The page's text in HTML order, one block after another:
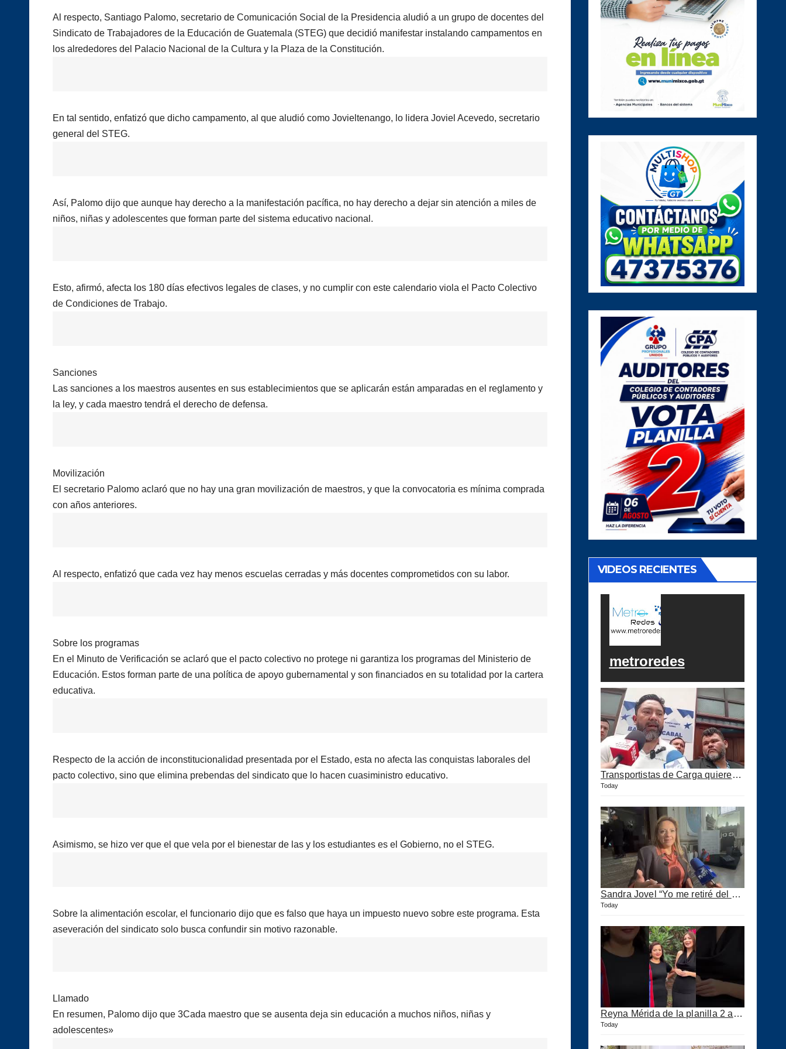
Al respecto, Santiago Palomo, secretario de Comunicación Social de la Presidencia aludió a un grupo de docentes del
Sindicato de Trabajadores de la Educación de Guatemala (STEG) que decidió manifestar instalando campamentos en
los alrededores del Palacio Nacional de la Cultura y la Plaza de la Constitución.
En tal sentido, enfatizó que dicho campamento, al que aludió como Jovieltenango, lo lidera Joviel Acevedo, secretario
general del STEG.
Así, Palomo dijo que aunque hay derecho a la manifestación pacífica, no hay derecho a dejar sin atención a miles de
niños, niñas y adolescentes que forman parte del sistema educativo nacional.
Esto, afirmó, afecta los 180 días efectivos legales de clases, y no cumplir con este calendario viola el Pacto Colectivo
de Condiciones de Trabajo.
Sanciones
Las sanciones a los maestros ausentes en sus establecimientos que se aplicarán están amparadas en el reglamento y
la ley, y cada maestro tendrá el derecho de defensa.
Movilización
El secretario Palomo aclaró que no hay una gran movilización de maestros, y que la convocatoria es mínima comprada
con años anteriores.
Al respecto, enfatizó que cada vez hay menos escuelas cerradas y más docentes comprometidos con su labor.
Sobre los programas
En el Minuto de Verificación se aclaró que el pacto colectivo no protege ni garantiza los programas del Ministerio de
Educación. Estos forman parte de una política de apoyo gubernamental y son financiados en su totalidad por la cartera
educativa.
Respecto de la acción de inconstitucionalidad presentada por el Estado, esta no afecta las conquistas laborales del
pacto colectivo, sino que elimina prebendas del sindicato que lo hacen cuasiministro educativo.
Asimismo, se hizo ver que el que vela por el bienestar de las y los estudiantes es el Gobierno, no el STEG.
Sobre la alimentación escolar, el funcionario dijo que es falso que haya un impuesto nuevo sobre este programa. Esta
aseveración del sindicato solo busca confundir sin motivo razonable.
Llamado
En resumen, Palomo dijo que 3Cada maestro que se ausenta deja sin educación a muchos niños, niñas y
adolescentes»
VIDEOS RECIENTES
metroredes
Transportistas de Carga quieren Precio Tope a los combustibles
Today
Sandra Jovel “Yo me retiré del Partido Fuerza”
Today
Reyna Mérida de la planilla 2 agradeció a los CPA por su confianza
Today